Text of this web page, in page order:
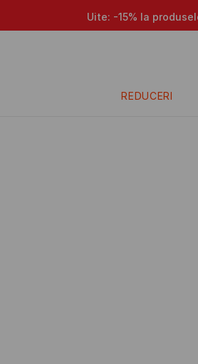
Uite: -15% la
REDUCERI